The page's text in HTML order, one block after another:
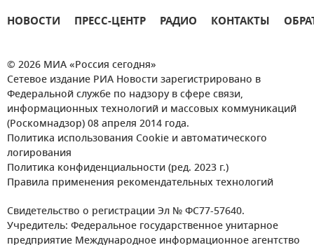
НОВОСТИ ПРЕСС-ЦЕНТР РАДИО КОНТАКТЫ
© 2026 МИА «Россия сегодня»
Сетевое издание РИА Новости зарегистрировано в
Федеральной службе по надзору в сфере связи,
информационных технологий и массовых коммуникаций
(Роскомнадзор) 08 апреля 2014 года.
Политика использования Cookie и автоматического
логирования
Политика конфиденциальности (ред. 2023 г.)
Правила применения рекомендательных технологий
Свидетельство о регистрации Эл № ФС77-57640.
Учредитель: Федеральное государственное унитарное
предприятие Международное информационное агентство